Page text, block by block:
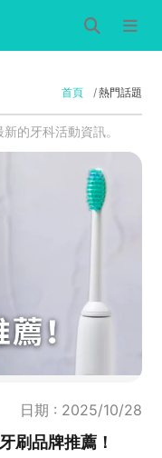
首頁 熱門話題
的牙科活動資訊。
日期 : 2025/10/28
刷品牌推薦！